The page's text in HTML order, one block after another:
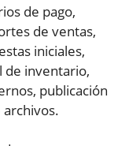
de pago,
de ventas,
iniciales,
inventario,
publicación